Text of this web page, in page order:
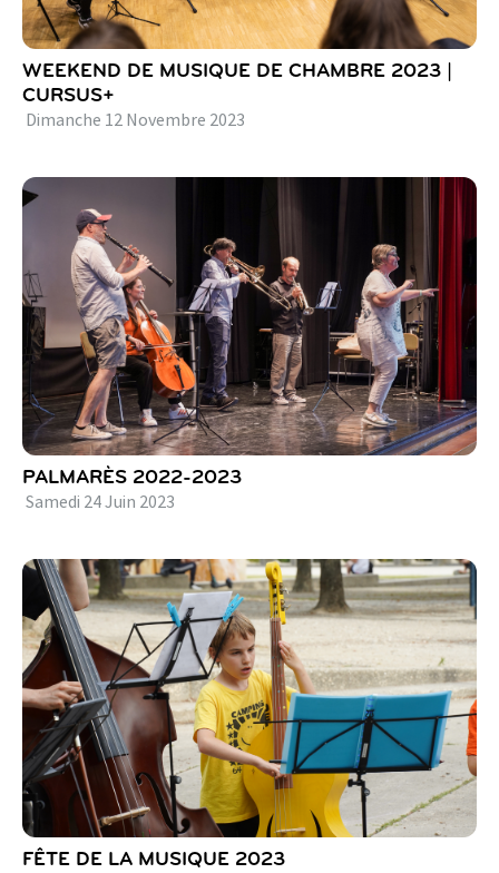
WEEKEND DE MUSIQUE DE CHAMBRE 2023 |
CURSUS+
Dimanche 12 Novembre 2023
PALMARÈS 2022-2023
Samedi 24Juin 2023
FÊTE DE LA MUSIQUE 2023